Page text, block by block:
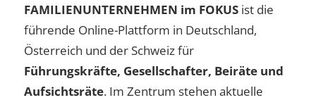
FAMILIENUNTERNEHMEN im FOKUS ist die
führende Online-Plattform in Deutschland,
Österreich und der Schweiz für
Führungskräfte, Gesellschafter, Beiräte und
Aufsichtsräte. Im Zentrum stehen aktuelle